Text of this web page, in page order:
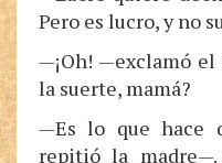
Pero es lucro, y no
—¡Oh! —exclamó
la suerte, mamá?
—Es lo que hace
repitió la